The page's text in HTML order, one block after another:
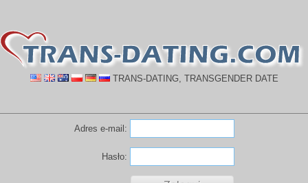
TRANS-DATING, TRANSGENDER DATE
Adres e-mail:
Hasło: